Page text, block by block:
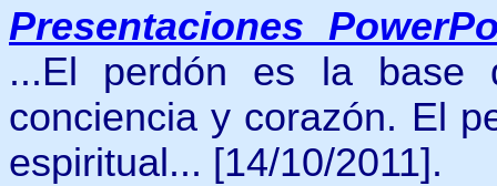
Presentaciones
...El perdón es la base
conciencia y corazón. El
espiritual... [14/10/2011].